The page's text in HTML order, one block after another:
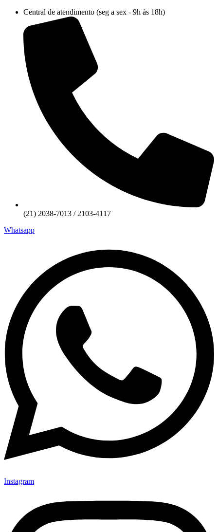
conteúdo
Central de atendimento (seg a sex - 9h às 18h)
(21) 2038-7013 / 2103-4117
Whatsapp
Instagram